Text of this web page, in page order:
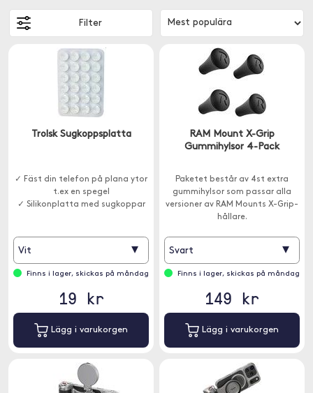
Filter
Trolsk Sugkoppsplatta
✓ Fäst din telefon på plana ytor
t.ex en spegel
✓ Silikonplatta med sugkoppar
Vit ▾
Finns i lager, skickas på måndag
19 kr
Lägg i varukorgen
RAM Mount X-Grip
Gummihylsor 4-Pack
Paketet består av 4st extra
gummihylsor som passar alla
versioner av RAM Mounts X-Grip-
hållare.
Svart ▾
Finns i lager, skickas på måndag
149 kr
Lägg i varukorgen